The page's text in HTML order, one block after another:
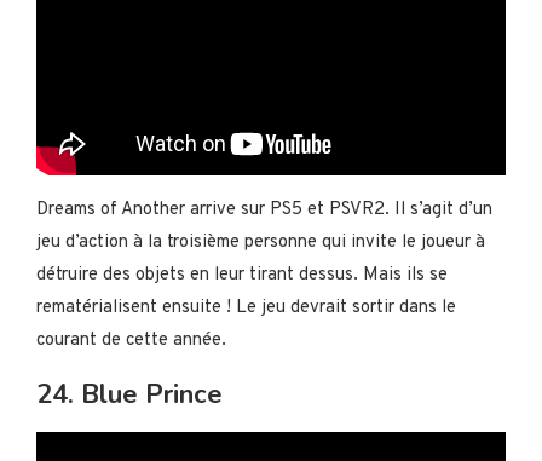
Dreams of Another arrive sur PS5 et PSVR2. Il s’agit d’un
jeu d’action à la troisième personne qui invite le joueur à
détruire des objets en leur tirant dessus. Mais ils se
rematérialisent ensuite ! Le jeu devrait sortir dans le
courant de cette année.
24. Blue Prince